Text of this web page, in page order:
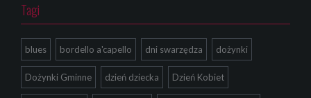
Tagi
blues bordello a'capello dni swarzędza dożynki
Dożynki Gminne dzień dziecka Dzień Kobiet